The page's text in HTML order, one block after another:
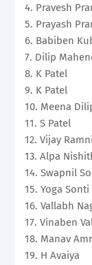
4. Pravesh
5. Prayash
6. Babiben
7. Dilip
8. K Patel
9. K Patel
10. Meena
11. S Patel
12. Vijay
13. Alpa
14. Swapnil
15. Yoga Sonti
16. Vallabh
17. Vinaben
18. Manav
19. H Avaiya